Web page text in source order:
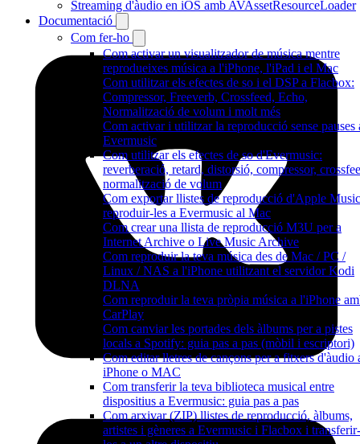
Streaming d'àudio en iOS amb AVAssetResourceLoader
Documentació
Com fer-ho
Com activar un visualitzador de música mentre
reprodueixes música a l'iPhone, l'iPad i el Mac
Com utilitzar els efectes de so i el DSP a Flacbox:
Compressor, Freeverb, Crossfeed, Echo,
Normalització de volum i molt més
Com activar i utilitzar la reproducció sense pauses
Evermusic
Com utilitzar els efectes de so d'Evermusic:
reverberació, retard, distorsió, compressor,
normalització de volum
Com exportar llistes de reproducció d'Apple
reproduir-les a Evermusic al Mac
Com crear una llista de reproducció M3U per a
Internet Archive o Live Music Archive
Com reproduir la teva música des de Mac / PC /
Linux / NAS a l'iPhone utilitzant el servidor Kodi
DLNA
Com reproduir la teva pròpia música a l'iPhone
CarPlay
Com canviar les portades dels àlbums per a pistes
locals a Spotify: guia pas a pas (mòbil i escriptori)
Com editar lletres de cançons per a fitxers d'àudio
iPhone o MAC
Com transferir la teva biblioteca musical entre
dispositius a Evermusic: guia pas a pas
Com arxivar (ZIP) llistes de reproducció, àlbums,
artistes i gèneres a Evermusic i Flacbox i transferir-